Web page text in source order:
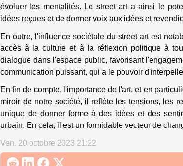
évoluer les mentalités. Le street art a ainsi le
idées reçues et de donner voix aux idées et
En outre, l'influence sociétale du street art est
accès à la culture et à la réflexion politique à
dialogue dans l'espace public, favorisant
communication puissant, qui a le pouvoir
En fin de compte, l'importance de l'art, et en
miroir de notre société, il reflète les tensions, les
unique de donner forme à des idées et des
urbain. En cela, il est un formidable vecteur de
Ven. 20 octobre 2023 21:22